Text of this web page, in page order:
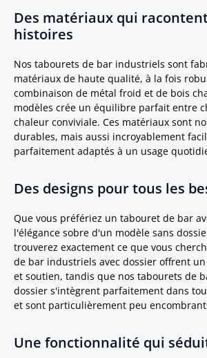
Des matériaux qui
histoires
Nos tabourets de bar industriels sont
matériaux de haute qualité, à la fois
combinaison de métal froid et de bois
modèles crée un équilibre parfait entre
chaleur conviviale. Ces matériaux sont
durables, mais aussi incroyablement
parfaitement adaptés à un usage
Des designs pour tous les
Que vous préfériez un tabouret de bar
l'élégance sobre d'un modèle sans
trouverez exactement ce que vous
de bar industriels avec dossier offrent
et soutien, tandis que nos tabourets de
dossier s'intègrent parfaitement dans
et sont particulièrement peu
Une fonctionnalité qui